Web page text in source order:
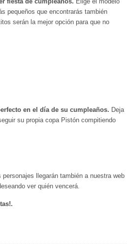
pequeños que encontrarás también
serán la mejor opción para que no
en el día de su cumpleaños. Deja
su propia copa Pistón compitiendo
llegarán también a nuestra web
ver quién vencerá.